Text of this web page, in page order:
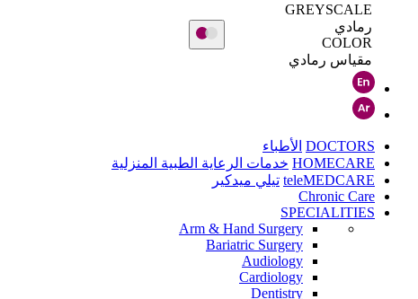
GREYSCALE
رمادي
COLOR
مقياس رمادي
DOCTORS الأطباء
HOMECARE خدمات الرعاية الطبية المنزلية
teleMEDCARE تيلي ميدكير
Chronic Care
SPECIALITIES
Arm & Hand Surgery
Bariatric Surgery
Audiology
Cardiology
Dentistry